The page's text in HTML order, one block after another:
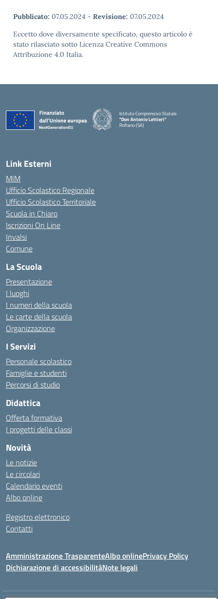
Pubblicato: 07.05.2024 - Revisione: 07.05.2024
Eccetto dove diversamente specificato, questo articolo è
stato rilasciato sotto Licenza Creative Commons
Attribuzione 4.0 Italia.
Istituto Comprensivo Statale
"Don Antonio Lettieri"
Rofrano (SA)
Link Esterni
MIM
Ufficio Scolastico Regionale
Ufficio Scolastico Territoriale
Scuola in Chiaro
Iscrizioni On Line
Invalsi
Comune
La Scuola
Presentazione
I luoghi
I numeri della scuola
Le carte della scuola
Organizzazione
I Servizi
Personale scolastico
Famiglie e studenti
Percorsi di studio
Didattica
Offerta formativa
I progetti delle classi
Novità
Le notizie
Le circolari
Calendario eventi
Albo online
Registro elettronico
Contatti
Amministrazione TrasparenteAlbo onlinePrivacy Policy
Dichiarazione di accessibilitàNote legali